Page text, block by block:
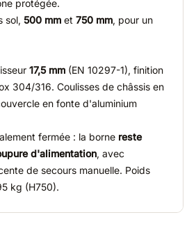
protégée.
sol, 500 mmet 750 mm, pour un
17,5 mm(EN 10297-1), finition
304/316. Coulisses de châssis en
en fonte d'aluminium
fermée : la borne reste
d'alimentation, avec
de secours manuelle. Poids
kg (H750).